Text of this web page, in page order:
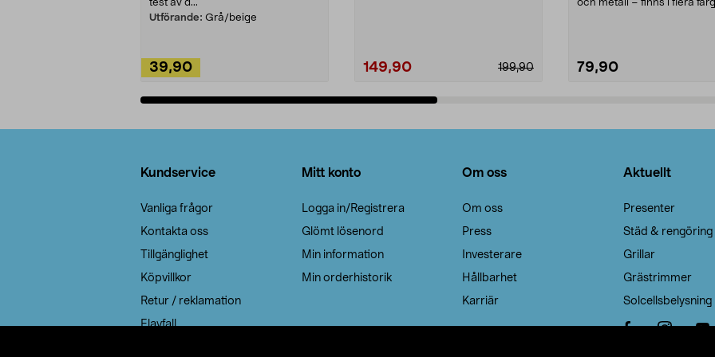
test av d...
Utförande: Grå/beige
39,90 199,90
149,90
och metall – finns i flera
79,90
Kundservice
Vanliga frågor
Kontakta oss
Tillgänglighet
Köpvillkor
Retur / reklamation
Elavfall
Mitt konto
Logga in/Registrera
Glömt lösenord
Min information
Min orderhistorik
Om oss
Om oss
Press
Investerare
Hållbarhet
Karriär
Aktuellt
Presenter
Städ & rengöring
Grillar
Grästrimmer
Solcellsbelysning